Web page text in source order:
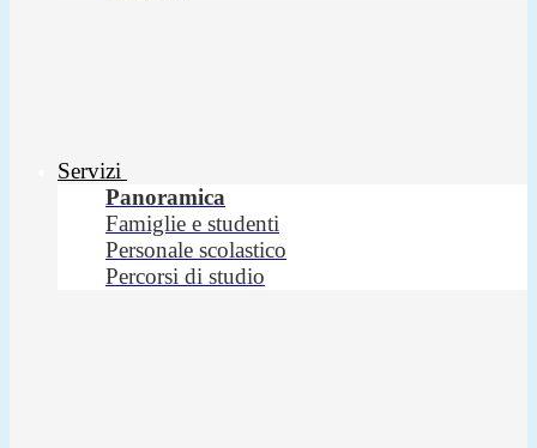
Servizi
Panoramica
Famiglie e studenti
Personale scolastico
Percorsi di studio